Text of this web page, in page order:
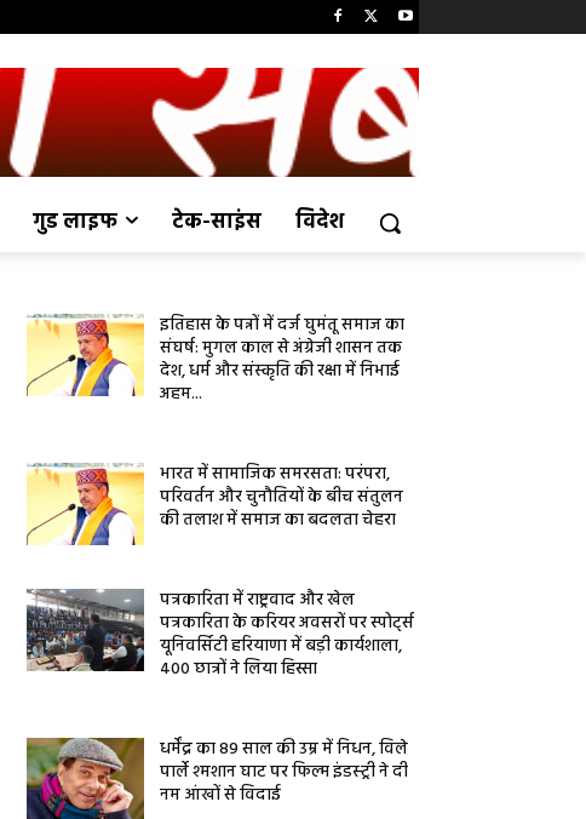
गुड लाइफ टेक-साइंस विदेश
इतिहास के पन्नों में दर्ज घुमंतू समाज का
संघर्ष: मुगल काल से अंग्रेजी शासन तक
देश, धर्म और संस्कृति की रक्षा में निभाई
अहम...
भारत में सामाजिक समरसता: परंपरा,
परिवर्तन और चुनौतियों के बीच संतुलन
की तलाश में समाज का बदलता चेहरा
पत्रकारिता में राष्ट्रवाद और खेल
पत्रकारिता के करियर अवसरों पर स्पोर्ट्स
यूनिवर्सिटी हरियाणा में बड़ी कार्यशाला,
400 छात्रों ने लिया हिस्सा
धर्मेंद्र का 89 साल की उम्र में निधन, विले
पार्ले श्मशान घाट पर फिल्म इंडस्ट्री ने दी
नम आंखों से विदाई